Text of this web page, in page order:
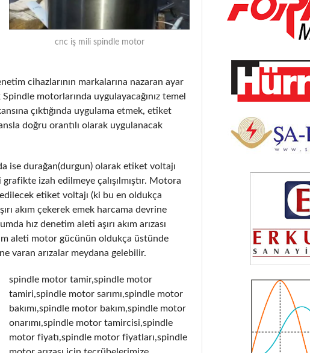
cnc iş mili spindle motor
cihazlarının markalarına nazaran ayar
motorlarında uygulayacağınız temel
çıktığında uygulama etmek, etiket
doğru orantılı olarak uygulanacak
ise durağan(durgun) olarak etiket voltajı
izah edilmeye çalışılmıştır. Motora
etiket voltajı (ki bu en oldukça
akım çekerek emek harcama devrine
hız denetim aleti aşırı akım arızası
aleti motor gücünün oldukça üstünde
varan arızalar meydana gelebilir.
spindle motor tamir,spindle motor
tamiri,spindle motor sarımı,spindle motor
bakımı,spindle motor bakım,spindle motor
onarımı,spindle motor tamircisi,spindle
motor fiyatı,spindle motor fiyatları,spindle